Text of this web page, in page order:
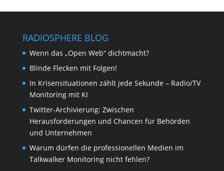
RADIOSPHERE BLOG
Wenn das „Open Web“ dichtmacht?
Blinde Flecken mit Folgen!
In Krisensituationen zählt jede Sekunde – Radio/TV
Monitoring mit KI
Twitter-Archivierung: Zwischen
Herausforderungen und Chancen für Behörden
und Unternehmen
Warum dürfen die professionellen Medien im
Talkwalker Monitoring nicht fehlen?